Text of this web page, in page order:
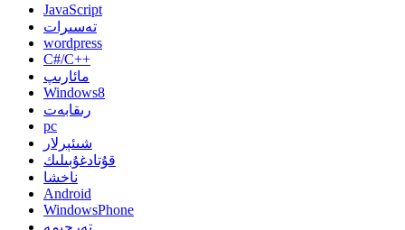
JavaScript
تەسىرات
wordpress
C#/C++
مائارىپ
Windows8
رىقابەت
pc
شىئېرلار
قۇتادغۇبىلىك
ناخشا
Android
WindowsPhone
تەرجىمە